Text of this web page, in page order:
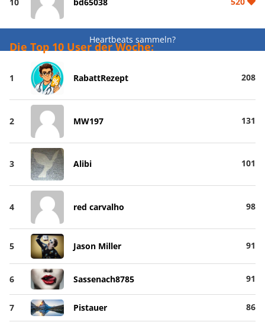
Heartbeats sammeln?
Die Top 10 User der Woche:
1 RabattRezept 208
2 MW197 131
3 Alibi 101
4 red carvalho 98
5 Jason Miller 91
6 Sassenach8785 91
7 Pistauer 86